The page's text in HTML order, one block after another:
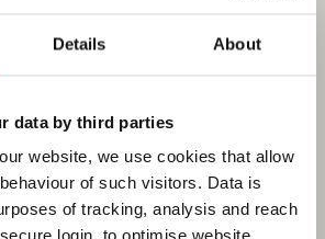
Details About
data by third parties
website, we use cookies that allow
of such visitors. Data is
of tracking, analysis and reach
login, to optimise website
mais surprenant